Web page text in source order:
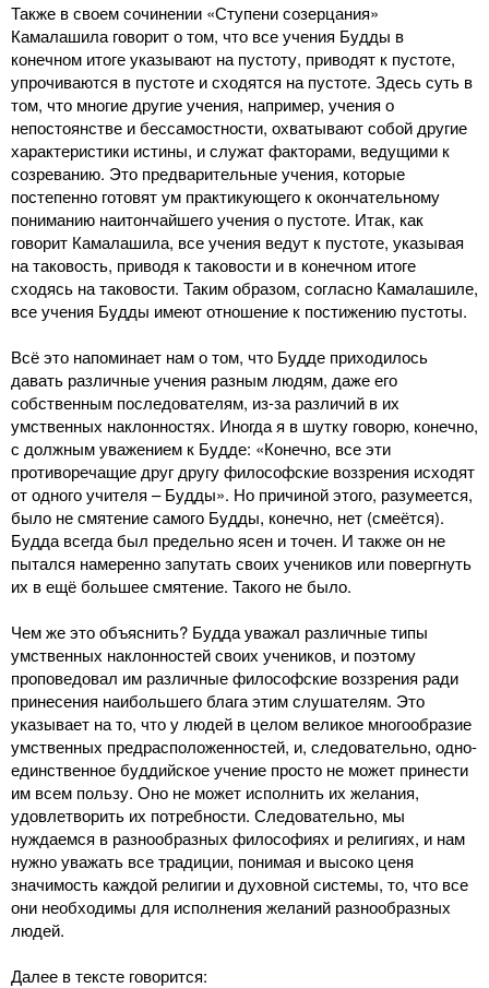
Также в своем сочинении «Ступени созерцания»
Камалашила говорит о том, что все учения Будды в
конечном итоге указывают на пустоту, приводят к пустоте,
упрочиваются в пустоте и сходятся на пустоте. Здесь суть в
том, что многие другие учения, например, учения о
непостоянстве и бессамостности, охватывают собой другие
характеристики истины, и служат факторами, ведущими к
созреванию. Это предварительные учения, которые
постепенно готовят ум практикующего к окончательному
пониманию наитончайшего учения о пустоте. Итак, как
говорит Камалашила, все учения ведут к пустоте, указывая
на таковость, приводя к таковости и в конечном итоге
сходясь на таковости. Таким образом, согласно Камалашиле,
все учения Будды имеют отношение к постижению пустоты.
Всё это напоминает нам о том, что Будде приходилось
давать различные учения разным людям, даже его
собственным последователям, из-за различий в их
умственных наклонностях. Иногда я в шутку говорю, конечно,
с должным уважением к Будде: «Конечно, все эти
противоречащие друг другу философские воззрения исходят
от одного учителя – Будды». Но причиной этого, разумеется,
было не смятение самого Будды, конечно, нет (смеётся).
Будда всегда был предельно ясен и точен. И также он не
пытался намеренно запутать своих учеников или повергнуть
их в ещё большее смятение. Такого не было.
Чем же это объяснить? Будда уважал различные типы
умственных наклонностей своих учеников, и поэтому
проповедовал им различные философские воззрения ради
принесения наибольшего блага этим слушателям. Это
указывает на то, что у людей в целом великое многообразие
умственных предрасположенностей, и, следовательно, одно-
единственное буддийское учение просто не может принести
им всем пользу. Оно не может исполнить их желания,
удовлетворить их потребности. Следовательно, мы
нуждаемся в разнообразных философиях и религиях, и нам
нужно уважать все традиции, понимая и высоко ценя
значимость каждой религии и духовной системы, то, что все
они необходимы для исполнения желаний разнообразных
людей.
Далее в тексте говорится: